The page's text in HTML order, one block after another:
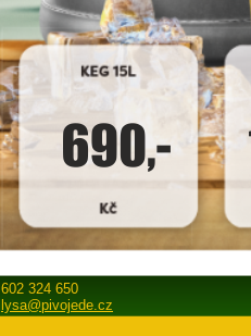
602 324 650
lysa@pivojede.cz